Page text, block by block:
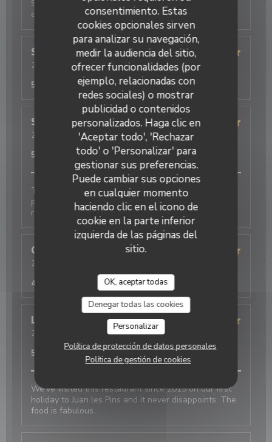
consentimiento. Estas
cookies opcionales sirven
para analizar su navegación,
medir la audiencia del sitio,
ofrecer funcionalidades (por
ejemplo, relacionadas con
redes sociales) o mostrar
publicidad o contenidos
personalizados. Haga clic en
'Aceptar todo', 'Rechazar
todo' o 'Personalizar' para
gestionar sus preferencias.
Puede cambiar sus opciones
en cualquier momento
haciendo clic en el icono de
cookie en la parte inferior
izquierda de las páginas del
sitio.
OK, aceptar todas
Denegar todas las cookies
Personalizar
Política de protección de datos personales
Política de gestión de cookies
Sehr charmanter und aufmerksamer Service,
exzellentes Essen
Simone
2026-08-03- 20:30 - Invitados 2
Ambiente /5 Menú 5 Calidad / Precio
5
Soun
2026-08-03
- 20:00 - Invitados 1
/5 Ambiente: Menú /5
5
Toujours parfait. Le personnel est adorable et très
professionnel. Les plats étaient excellents et
rapidement servis. Je recommande fortement
Olivier
2026-07-28
Ambiente:5/5 Menú:5/5
4
Linda
2026-07-25
- 20:30 - Invitados 2
:5/5 Ambiente:5/5 Menú:5/5 Calidad / Precio
5
We’ve visited this restaurant since 2019 on our first
holiday to Juan les Pins and it never disappoints. The
food is fabulous.
Restaurant Le J